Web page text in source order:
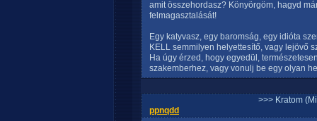
amit összehordasz? Könyörgöm, hagyd
felmagasztalását!
Egy katyvasz, egy baromság, egy idióta
KELL semmilyen helyettesítő, vagy lejövő
Ha úgy érzed, hogy egyedül,
szakemberhez, vagy vonulj be egy olyan
>>> Kratom
ppnqdd